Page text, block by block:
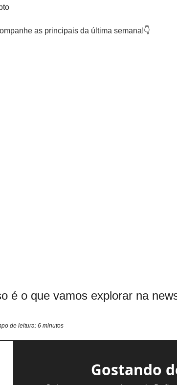
as principais da última semana!👇
é o que vamos explorar na
de leitura: 6 minutos
Gostando